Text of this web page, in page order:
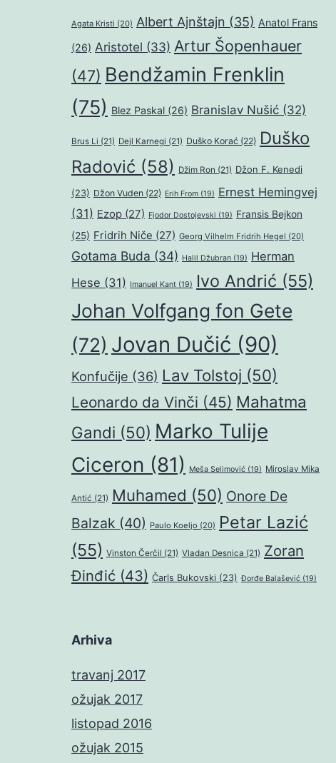
Agata Kristi (20) Albert Ajnštajn (35) Anatol Frans
(26) Aristotel (33) Artur Šopenhauer
(47) Bendžamin Frenklin
(75) Blez Paskal (26) Branislav Nušić (32)
Brus Li (21) Dejl Karnegi (21) Duško Korać (22) Duško
Radović (58) Džim Ron (21) Džon F. Kenedi
(23) Džon Vuden (22) Erih From (19) Ernest Hemingvej
(31) Ezop (27) Fjodor Dostojevski (19) Fransis Bejkon
(25) Fridrih Niče (27) Georg Vilhelm Fridrih Hegel (20)
Gotama Buda (34) Halil Džubran (19) Herman
Hese (31) Imanuel Kant (19) Ivo Andrić (55)
Johan Volfgang fon Gete
(72) Jovan Dučić (90)
Konfučije (36) Lav Tolstoj (50)
Leonardo da Vinči (45) Mahatma
Gandi (50) Marko Tulije
Ciceron (81) Meša Selimović (19) Miroslav Mika
Antić (21) Muhamed (50) Onore De
Balzak (40) Paulo Koeljo (20) Petar Lazić
(55) Vinston Čerčil (21) Vladan Desnica (21) Zoran
Đinđić (43) Čarls Bukovski (23) Đorđe Balašević (19)
Arhiva
travanj 2017
ožujak 2017
listopad 2016
ožujak 2015